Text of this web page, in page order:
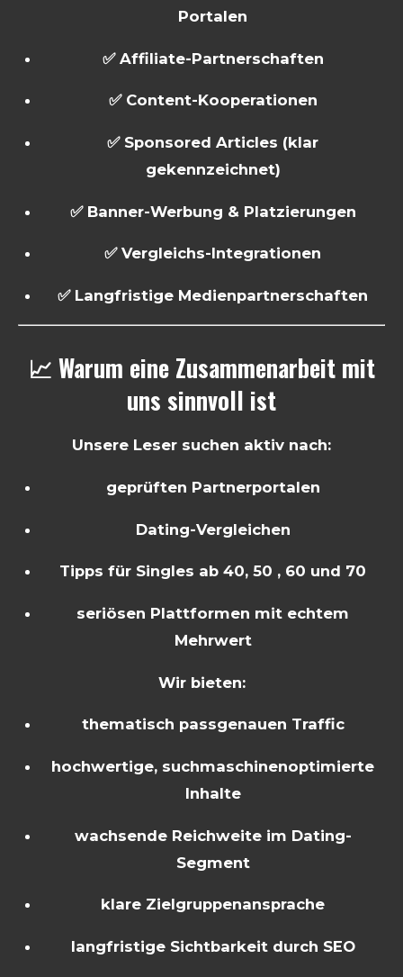
Portalen
✅ Affiliate-Partnerschaften
✅ Content-Kooperationen
✅ Sponsored Articles (klar
gekennzeichnet)
✅ Banner-Werbung & Platzierungen
✅ Vergleichs-Integrationen
✅ Langfristige Medienpartnerschaften
📈 Warum eine Zusammenarbeit mit
uns sinnvoll ist
Unsere Leser suchen aktiv nach:
geprüften Partnerportalen
Dating-Vergleichen
Tipps für Singles ab 40, 50 , 60 und 70
seriösen Plattformen mit echtem
Mehrwert
Wir bieten:
thematisch passgenauen Traffic
hochwertige, suchmaschinenoptimierte
Inhalte
wachsende Reichweite im Dating-
Segment
klare Zielgruppenansprache
langfristige Sichtbarkeit durch SEO